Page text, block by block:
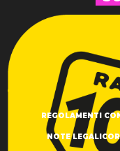
REGOLAMENTI
NOTE LEGALI